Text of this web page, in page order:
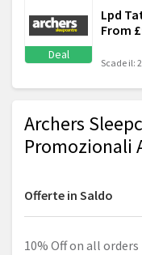
Deal
Lpd
From
Scade il:
Archers
Promozionali
Offerte in Saldo
10% Off on all orders